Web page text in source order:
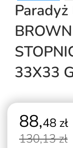
33X33
88,48 zł
130,13 zł